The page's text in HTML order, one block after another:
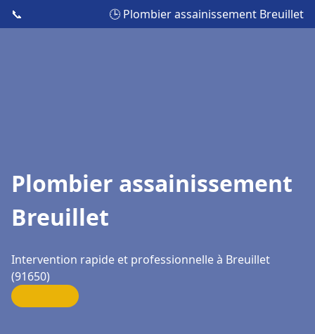
📞 🕒 Plombier assainissement Breuillet
Plombier assainissement
Breuillet
Intervention rapide et professionnelle à Breuillet
(91650)